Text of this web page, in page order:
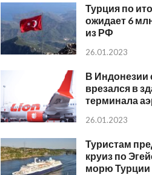
Турция по
ожидает 6
из РФ
26.01.2023
В Индонезии
врезался в
терминала
26.01.2023
Туристам
круиз по
морю Турции